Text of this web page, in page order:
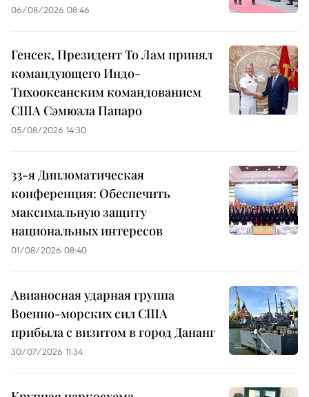
06/08/2026 08:46
Генсек, Президент То Лам принял
командующего Индо-
Тихоокеанским командованием
США Сэмюэла Папаро
05/08/2026 14:30
33-я Дипломатическая
конференция: Обеспечить
максимальную защиту
национальных интересов
01/08/2026 08:40
Авианосная ударная группа
Военно-морских сил США
прибыла с визитом в город Дананг
30/07/2026 11:34